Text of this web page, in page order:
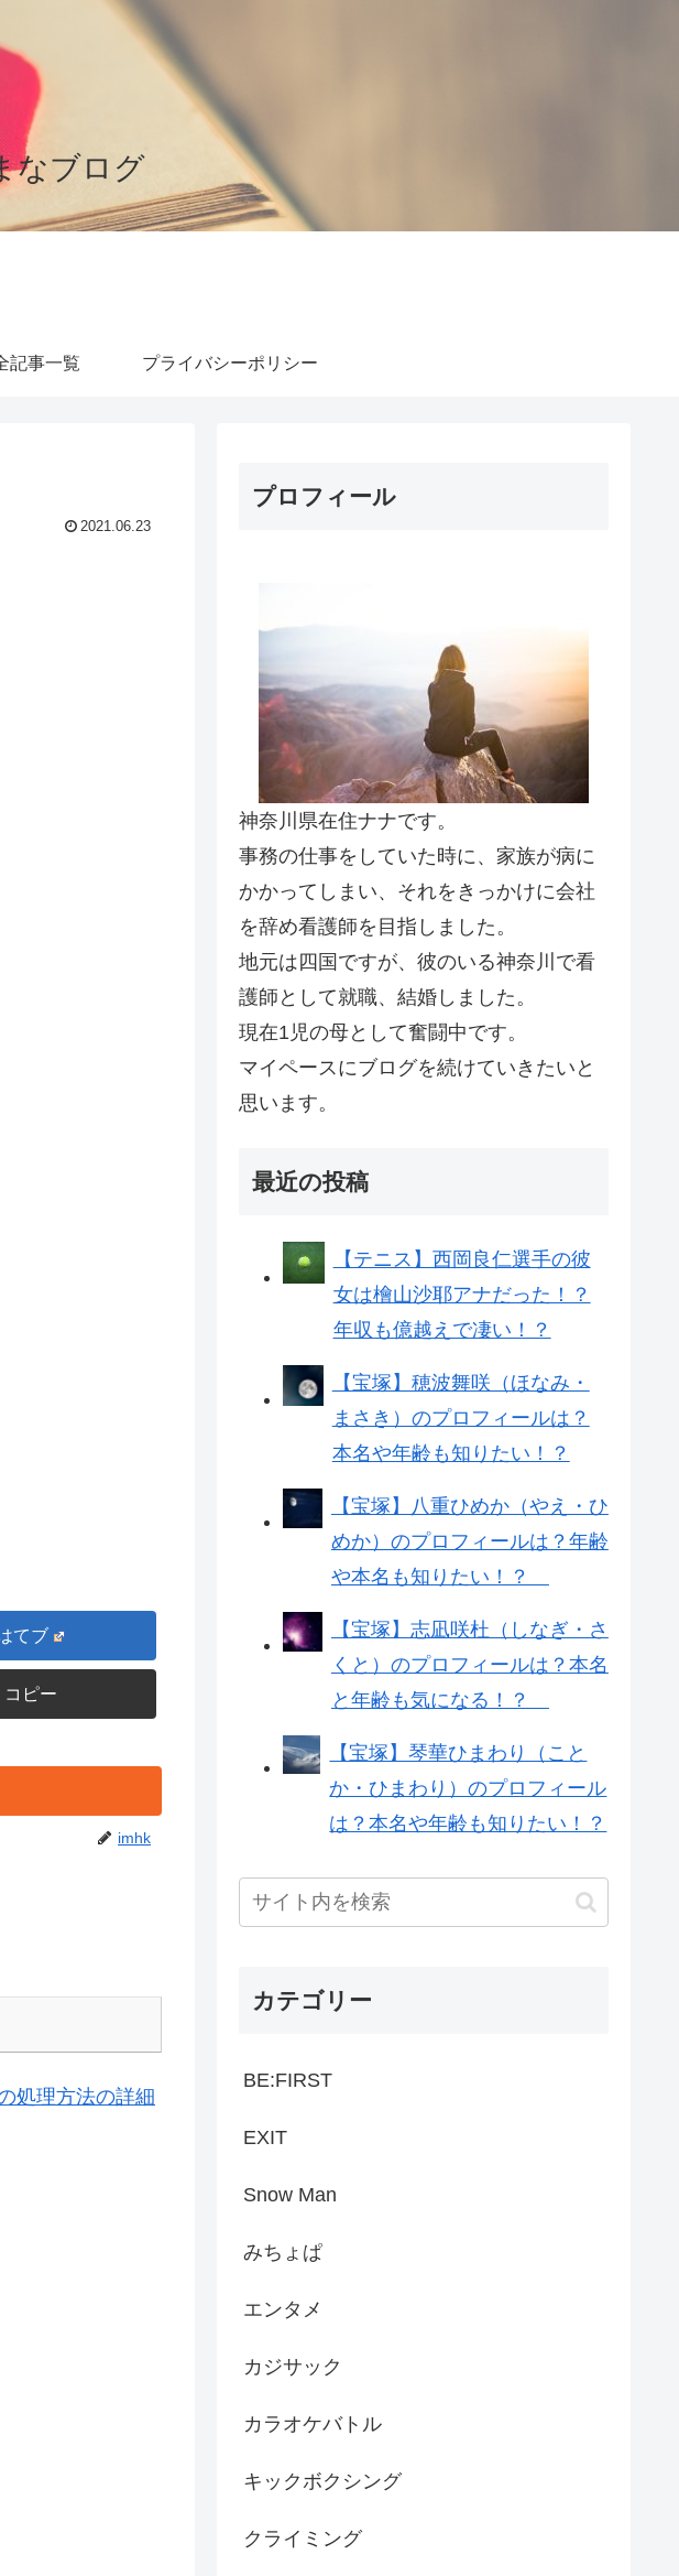
なブログ
記事一覧 プライバシーポリシー
2021.06.23
てブ
コピー
imhk
処理方法の詳細
プロフィール
神奈川県在住ナナです。
事務の仕事をしていた時に、家族が病に
かかってしまい、それをきっかけに会社
を辞め看護師を目指しました。
地元は四国ですが、彼のいる神奈川で看
護師として就職、結婚しました。
現在1児の母として奮闘中です。
マイペースにブログを続けていきたいと
思います。
最近の投稿
【テニス】西岡良仁選手の彼
女は檜山沙耶アナだった！？
年収も億越えで凄い！？
【宝塚】穂波舞咲（ほなみ・
まさき）のプロフィールは？
本名や年齢も知りたい！？
【宝塚】八重ひめか（やえ・ひ
めか）のプロフィールは？年齢
や本名も知りたい！？
【宝塚】志凪咲杜（しなぎ・さ
くと）のプロフィールは？本名
と年齢も気になる！？
【宝塚】琴華ひまわり（こと
か・ひまわり）のプロフィール
は？本名や年齢も知りたい！？
カテゴリー
BE:FIRST
EXIT
Snow Man
みちょぱ
エンタメ
カジサック
カラオケバトル
キックボクシング
クライミング